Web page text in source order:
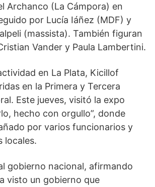
Archanco (La Cámpora) en
por Lucía Iáñez (MDF) y
(massista). También figuran
Vander y Paula Lambertini.
en La Plata, Kicillof
en la Primera y Tercera
Este jueves, visitó la expo
hecho con orgullo”, donde
por varios funcionarios y
locales.
gobierno nacional, afirmando
visto un gobierno que